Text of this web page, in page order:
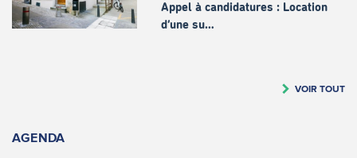
Appel à candidatures : Location
d’une su…
VOIR TOUT
AGENDA